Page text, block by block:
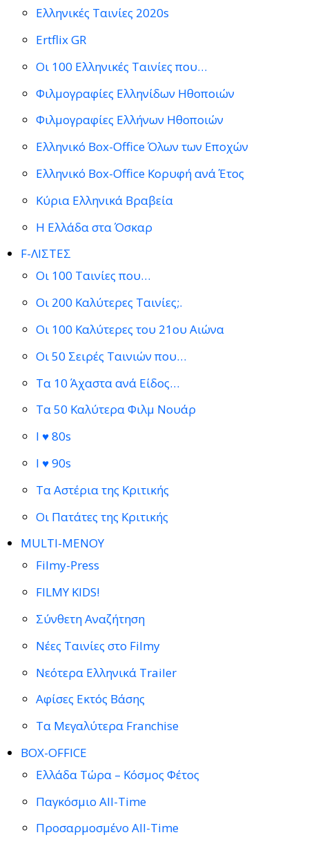
Ελληνικές Ταινίες 2020s
Ertflix GR
Οι 100 Ελληνικές Ταινίες που…
Φιλμογραφίες Ελληνίδων Ηθοποιών
Φιλμογραφίες Ελλήνων Ηθοποιών
Ελληνικό Box-Office Όλων των Εποχών
Ελληνικό Box-Office Κορυφή ανά Έτος
Κύρια Ελληνικά Βραβεία
Η Ελλάδα στα Όσκαρ
F-ΛΙΣΤΕΣ
Οι 100 Ταινίες που…
Οι 200 Καλύτερες Ταινίες;.
Οι 100 Καλύτερες του 21ου Αιώνα
Οι 50 Σειρές Ταινιών που…
Τα 10 Άχαστα ανά Είδος…
Τα 50 Καλύτερα Φιλμ Νουάρ
I ♥ 80s
I ♥ 90s
Τα Αστέρια της Κριτικής
Οι Πατάτες της Κριτικής
MULTI-ΜΕΝΟΥ
Filmy-Press
FILMY KIDS!
Σύνθετη Αναζήτηση
Νέες Ταινίες στο Filmy
Νεότερα Ελληνικά Trailer
Αφίσες Εκτός Βάσης
Τα Μεγαλύτερα Franchise
BOX-OFFICE
Ελλάδα Τώρα – Κόσμος Φέτος
Παγκόσμιο All-Time
Προσαρμοσμένο All-Time